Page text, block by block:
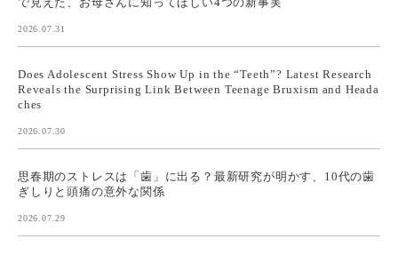
2026.07.31
Does Adolescent Stress Show Up in the “Teeth”? Latest Research
Reveals the Surprising Link Between Teenage Bruxism and Heada
ches
2026.07.30
思春期のストレスは「歯」に出る？最新研究が明かす、10代の歯
ぎしりと頭痛の意外な関係
2026.07.29